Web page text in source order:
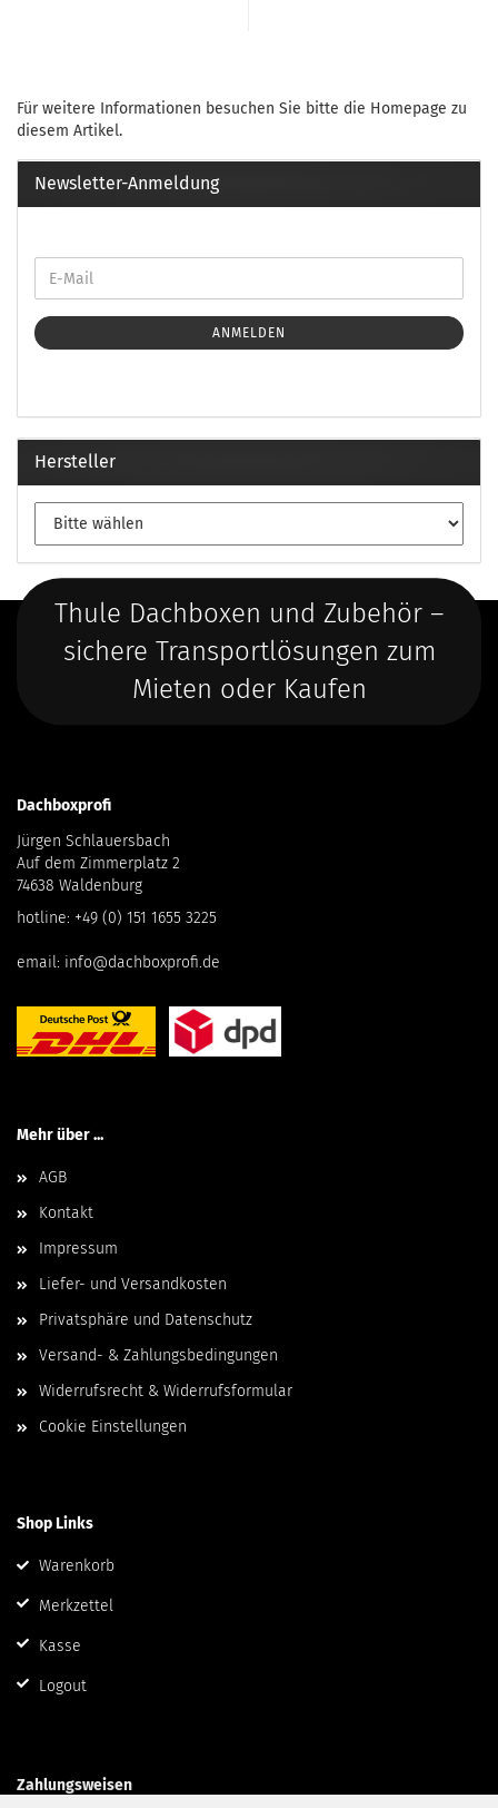
Für weitere Informationen besuchen Sie bitte die Homepage zu
diesem Artikel.
Newsletter-Anmeldung
ANMELDEN
Hersteller
Thule Dachboxen und Zubehör –
sichere Transportlösungen zum
Mieten oder Kaufen
Dachboxprofi
Jürgen Schlauersbach
Auf dem Zimmerplatz 2
74638 Waldenburg
hotline: +49 (0) 151 1655 3225
email: info@dachboxprofi.de
Mehr über ...
AGB
Kontakt
Impressum
Liefer- und Versandkosten
Privatsphäre und Datenschutz
Versand- & Zahlungsbedingungen
Widerrufsrecht & Widerrufsformular
Cookie Einstellungen
Shop Links
Warenkorb
Merkzettel
Kasse
Logout
Zahlungsweisen